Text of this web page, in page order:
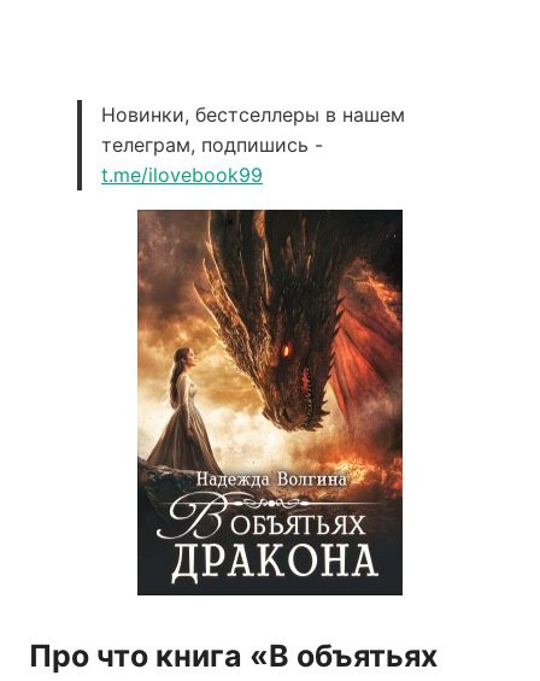
Новинки, бестселлеры в нашем
телеграм, подпишись -
t.me/ilovebook99
Про что книга «В объятьях